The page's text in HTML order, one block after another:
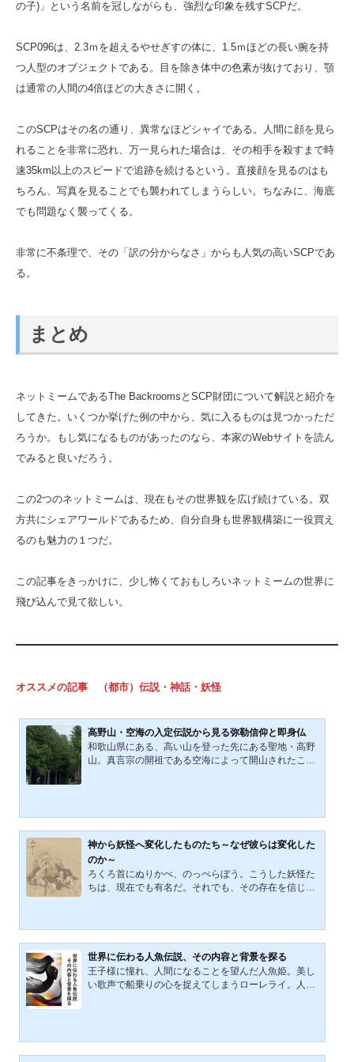
の子)」という名前を冠しながらも、強烈な印象を残すSCPだ。
SCP096は、2.3ｍを超えるやせぎすの体に、1.5ｍほどの長い腕を持
つ人型のオブジェクトである。目を除き体中の色素が抜けており、顎
は通常の人間の4倍ほどの大きさに開く。
このSCPはその名の通り、異常なほどシャイである。人間に顔を見ら
れることを非常に恐れ、万一見られた場合は、その相手を殺すまで時
速35km以上のスピードで追跡を続けるという。直接顔を見るのはも
ちろん、写真を見ることでも襲われてしまうらしい。ちなみに、海底
でも問題なく襲ってくる。
非常に不条理で、その「訳の分からなさ」からも人気の高いSCPであ
る。
まとめ
ネットミームであるThe BackroomsとSCP財団について解説と紹介を
してきた。いくつか挙げた例の中から、気に入るものは見つかっただ
ろうか。もし気になるものがあったのなら、本家のWebサイトを読ん
でみると良いだろう。
この2つのネットミームは、現在もその世界観を広げ続けている。双
方共にシェアワールドであるため、自分自身も世界観構築に一役買え
るのも魅力の１つだ。
この記事をきっかけに、少し怖くておもしろいネットミームの世界に
飛び込んで見て欲しい。
オススメの記事 （都市）伝説・神話・妖怪
高野山・空海の入定伝説から見る弥勒信仰と即身仏
和歌山県にある、高い山を登った先にある聖地・高野
山。真言宗の開祖である空海によって開山されたこの
の入定伝説から、日本の弥勒信仰や即身仏について見
ていこう。高野山に残る空海の入定伝説ありがたや
高野の山の岩かげに 大師はいまだ おわしますなる
慈円和尚はっきり知ら...
神から妖怪へ変化したものたち～なぜ彼らは変化した
のか～
ろくろ首にぬりかべ、のっぺらぼう。こうした妖怪た
ちは、現在でも有名だ。それでも、その存在を信じて
は、確かにこうした存在が信じられていた。そしてそ
の時代は、神もまた今よりも身近な存在だった。神と
妖怪。これらの存在は同じく超常的なものでありなが
ら、相いれないものだと考えてしまいがちだ。しか
し、両者の垣根は意外と低い。神から妖怪になったも
世界に伝わる人魚伝説、その内容と背景を探る
王子様に憧れ、人間になることを望んだ人魚姫。美し
い歌声で船乗りの心を捉えてしまうローレライ。人魚